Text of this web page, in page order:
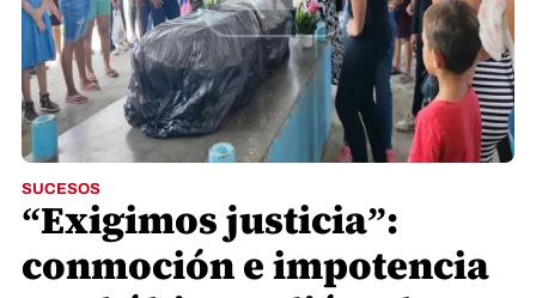
SUCESOS
“Exigimos justicia”:
conmoción e impotencia